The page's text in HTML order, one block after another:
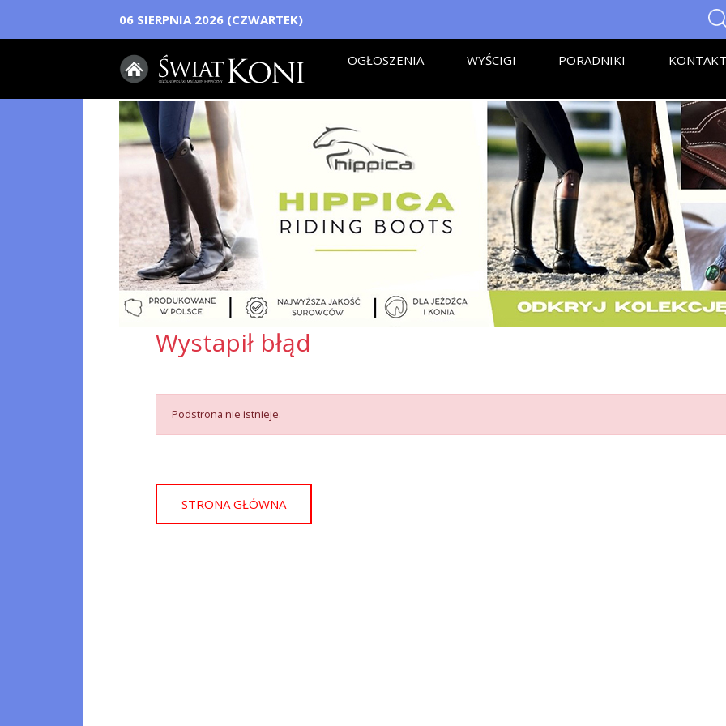
06 SIERPNIA 2026 (CZWARTEK)
OGŁOSZENIA WYŚCIGI PORADNIKI KONTAKT
Wystapił błąd
Podstrona nie istnieje.
STRONA GŁÓWNA